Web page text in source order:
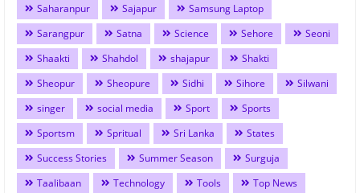
Saharanpur
Sajapur
Samsung Laptop
Sarangpur
Satna Science Sehore
Seoni
Shaakti
Shahdol shajapur
Shakti
Sheopur
Sheopure Sidhi Sihore
Silwani
singer
social media Sport
Sports
Sportsm
Spritual Sri Lanka
States
Success Stories
Summer Season
Surguja
Taalibaan
Technology Tools
Top News